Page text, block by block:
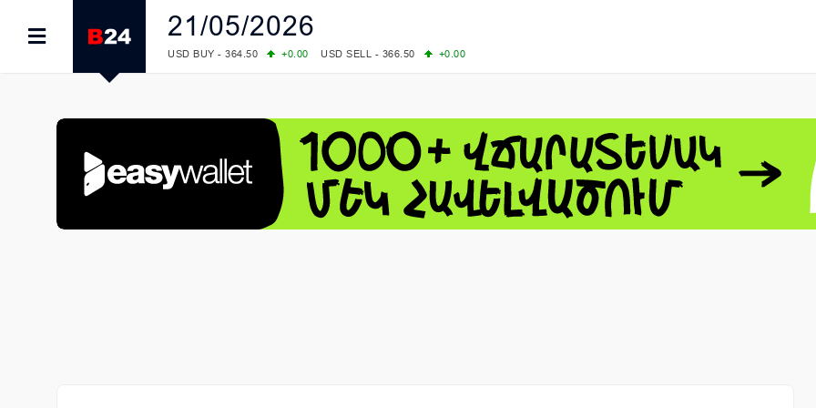
21/05/2026
USD BUY - 364.50 +0.00 USD SELL - 366.50
+0.00
COMEX: PLATINUM - 1759.60
LME: ALUMINIUM - 3184.00
-0.27 COPPER - 13791.00
-0.12
LME: NICKEL - 17249.00
+0.09 TIN - 55268.00
+2.50
LME: LEAD - 1877.50
-1.00 ZINC - 3643.00
+1.43
FOREX: USD/JPY - 157.76
-0.39 EUR/GBP - 1.1558
+0.32
FOREX: EUR/USD - 1.1558
+0.32 GBP/USD - 1.3488
+0.30